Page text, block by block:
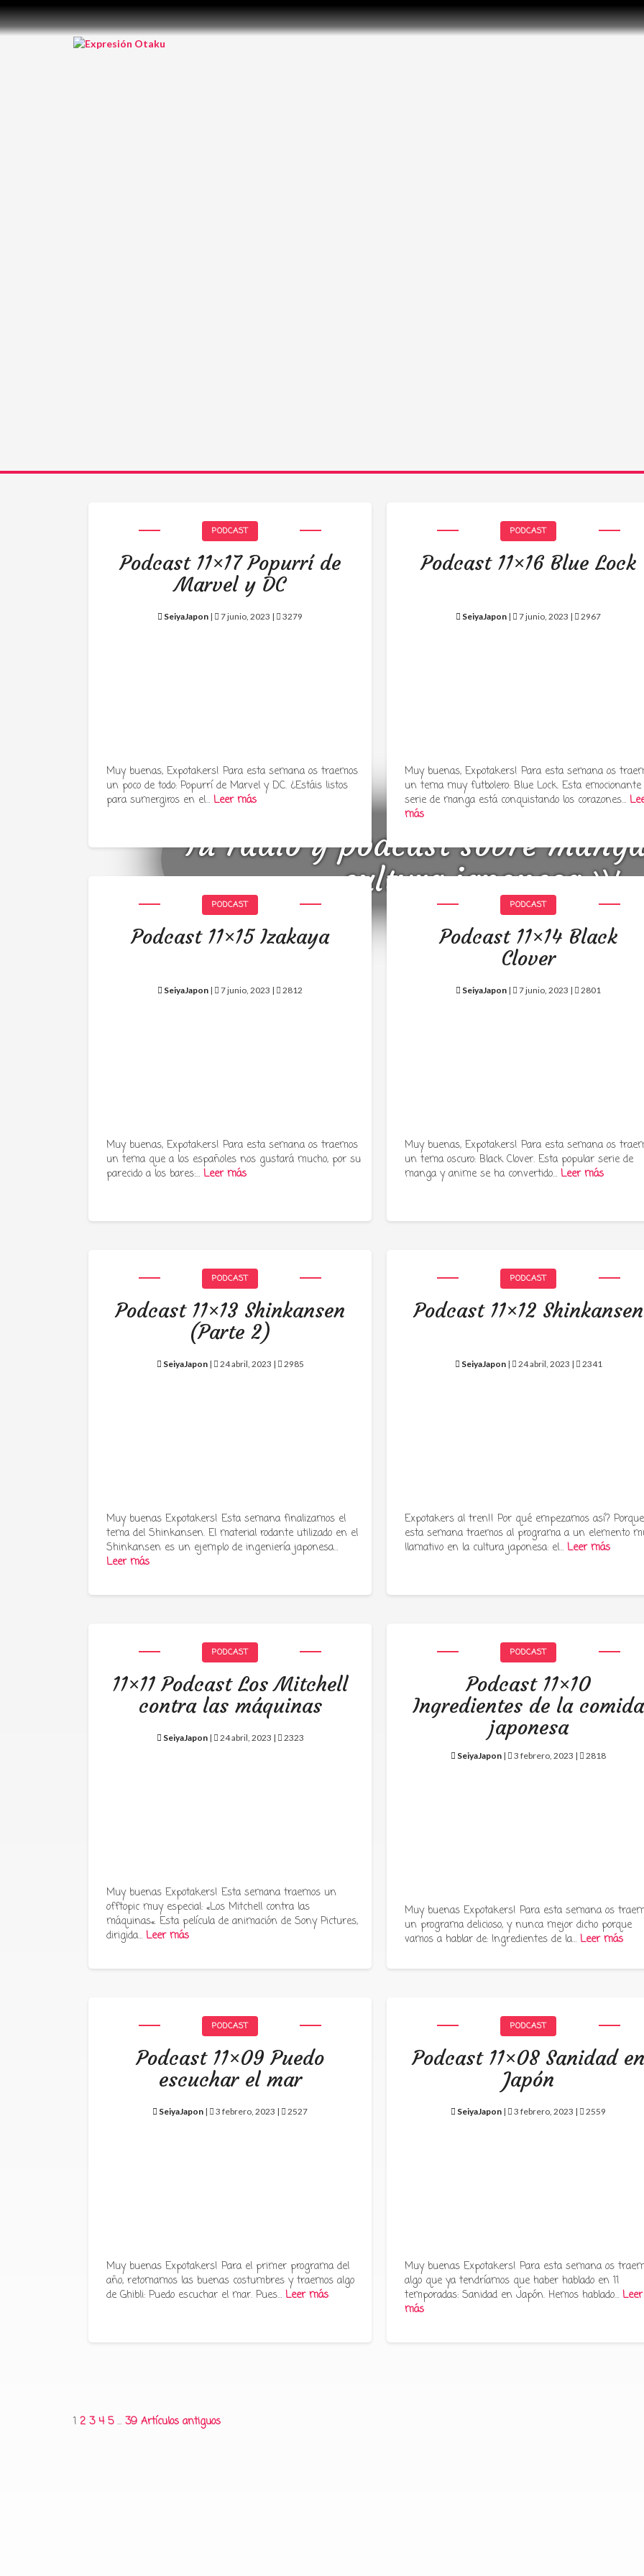
Tu radio y podcast sobre
cultura japonesa ツ
PODCAST
Podcast 11×17 Popurrí de
Marvel y DC
SeiyaJapon | 7 junio, 2023 | 3279
Muy buenas, Expotakers! Para esta semana os traemos
un poco de todo: Popurrí de Marvel y DC. ¿Estáis listos
para sumergiros en el…Leer más
PODCAST
Podcast 11×16 Blue Lock
SeiyaJapon | 7 junio, 2023 | 2967
Muy buenas, Expotakers! Para esta semana os
un tema muy futbolero: Blue Lock. Esta emocionante
serie de manga está conquistando los corazones…
más
PODCAST
Podcast 11×15 Izakaya
SeiyaJapon | 7 junio, 2023 | 2812
Muy buenas, Expotakers! Para esta semana os traemos
un tema que a los españoles nos gustará mucho, por su
parecido a los bares:…Leer más
PODCAST
Podcast 11×14 Black
Clover
SeiyaJapon | 7 junio, 2023 | 2801
Muy buenas, Expotakers! Para esta semana os
un tema oscuro: Black Clover. Esta popular serie de
manga y anime se ha convertido…Leer más
PODCAST
Podcast 11×13 Shinkansen
(Parte 2)
SeiyaJapon| 24 abril, 2023 | 2985
Muy buenas Expotakers! Esta semana finalizamos el
tema del Shinkansen. El material rodante utilizado en el
Shinkansen es un ejemplo de ingeniería japonesa…
Leer más
PODCAST
Podcast 11×12 Shinkansen
SeiyaJapon| 24 abril, 2023 | 2341
Expotakers al tren!! Por qué empezamos así? Porque
esta semana traemos al programa a un elemento
llamativo en la cultura japonesa: el…Leer más
PODCAST
11×11 Podcast Los Mitchell
contra las máquinas
SeiyaJapon| 24 abril, 2023 | 2323
Muy buenas Expotakers! Esta semana traemos un
offtopic muy especial: «Los Mitchell contra las
máquinas«. Esta película de animación de Sony Pictures,
dirigida…Leer más
PODCAST
Podcast 11×10
Ingredientes de la comida
japonesa
SeiyaJapon | 3 febrero, 2023 | 2818
Muy buenas Expotakers! Para esta semana os
un programa delicioso, y nunca mejor dicho porque
vamos a hablar de: Ingredientes de la…Leer más
PODCAST
Podcast 11×09 Puedo
escuchar el mar
SeiyaJapon | 3 febrero, 2023 | 2527
Muy buenas Expotakers! Para el primer programa del
año, retomamos las buenas costumbres y traemos algo
de Ghibli: Puedo escuchar el mar. Pues…Leer más
PODCAST
Podcast 11×08 Sanidad en
Japón
SeiyaJapon | 3 febrero, 2023 | 2559
Muy buenas Expotakers! Para esta semana os
algo que ya tendríamos que haber hablado en 11
temporadas: Sanidad en Japón. Hemos hablado…Leer
más
Paginación
1 2 3 4 5 … 39 Artículos antiguos